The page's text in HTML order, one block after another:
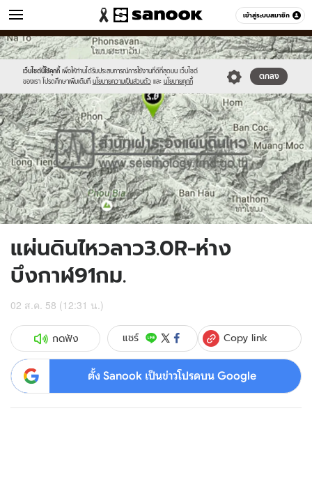
เข้าสู่ระบบสมาชิก
ข่าว หมวดอื่นๆ
เว็บไซต์นี้ใช้คุกกี้ เพื่อให้ท่านได้รับประสบการณ์การใช้งานที่ดีที่สุดบน เว็บไซต์
ของเรา โปรดศึกษาเพิ่มเติมที่ นโยบายความเป็นส่วนตัว และ นโยบายคุกกี้
ตกลง
Sanook
//s.isanook.com/sr/0/images/logo-
new-
sanook.png
600
60
//s.isanook.com/ns/0/ud/368/1840455/636138-
01.jpg
แผ่นดินไหวลาว3.0R-ห่าง
บึงกาฬ91กม.
02 ส.ค. 58 (12:31 น.)
กดฟัง แชร์ Copy link
ตั้ง Sanook เป็นข่าวโปรดบน Google